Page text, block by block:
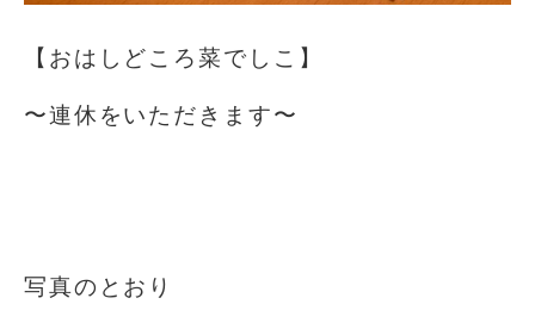
【おはしどころ菜でしこ】
〜連休をいただきます〜
写真のとおり